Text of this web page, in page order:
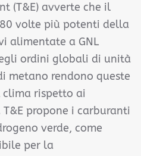
(T&E) avverte che il
80 volte più potenti della
alimentate a GNL
ordini globali di unità
metano rendono queste
rispetto ai
propone i carburanti
verde, come
per la